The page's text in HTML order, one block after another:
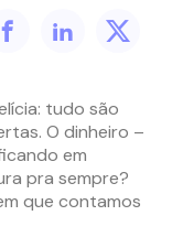
tudo são
O dinheiro –
em
pra sempre?
que contamos